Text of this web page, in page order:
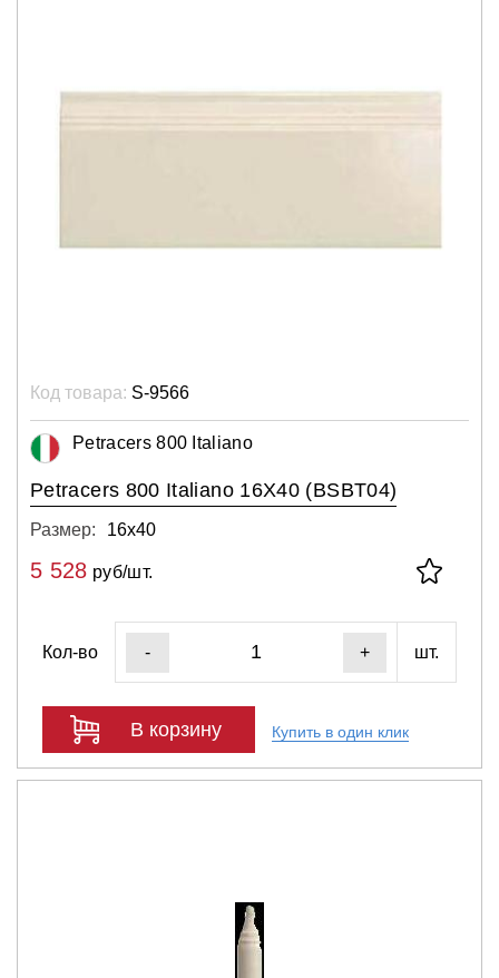
Код товара: S-9566
Petracers 800 Italiano
Petracers 800 Italiano 16X40 (BSBT04)
Размер: 16х40
5 528 руб/шт.
Кол-во - + шт.
В корзину Купить в один клик